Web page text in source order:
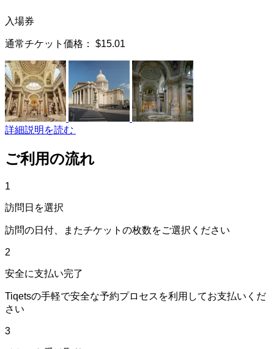
入場券
通常チケット価格： $15.01
詳細説明を読む
ご利用の流れ
1
訪問日を選択
訪問の日付、またチケットの枚数をご選択ください
2
安全に支払い完了
Tiqetsの手軽で安全な予約プロセスを利用してお支払いくだ
さい
3